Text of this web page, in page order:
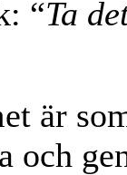
“Ta
är
och